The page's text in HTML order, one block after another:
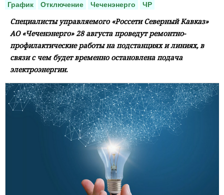
График Отключение Чеченэнерго ЧР
Специалисты управляемого «Россети Северный Кавказ»
АО «Чеченэнерго» 28 августа проведут ремонтно-
профилактические работы на подстанциях и линиях, в
связи с чем будет временно остановлена подача
электроэнергии.